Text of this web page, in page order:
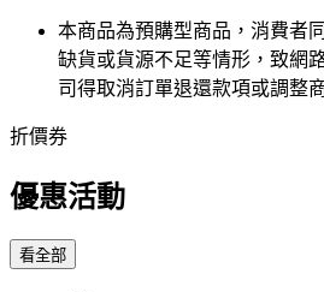
本商品為預購型商品，消費者
缺貨或貨源不足等情形，​致網
司得取消訂單退還款項或調整
折價券
優惠活動
看全部